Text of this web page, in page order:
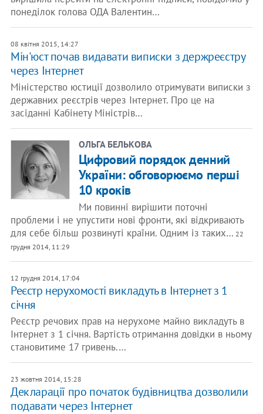
понеділок голова ОДА Валентин…
08 квітня 2015, 14:27
Мін'юст почав видавати виписки з держреєстру
через Інтернет
Міністерство юстиції дозволило отримувати виписки з
державних реєстрів через Інтернет. Про це на
засіданні Кабінету Міністрів…
ОЛЬГА БЕЛЬКОВА
Цифровий порядок денний
України: обговорюємо перші
10 кроків
Ми повинні вирішити поточні
проблеми і не упустити нові фронти, які відкривають
для себе більш розвинуті країни. Одним із таких… 22
грудня 2014, 11:29
12 грудня 2014, 17:04
Реєстр нерухомості викладуть в Інтернет з 1
січня
Реєстр речових прав на нерухоме майно викладуть в
Інтернет з 1 січня. Вартість отримання довідки в ньому
становитиме 17 гривень.…
23 жовтня 2014, 15:28
Декларації про початок будівництва дозволили
подавати через Інтернет